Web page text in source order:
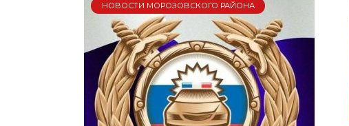
НОВОСТИ МОРОЗОВСКОГО РАЙОНА